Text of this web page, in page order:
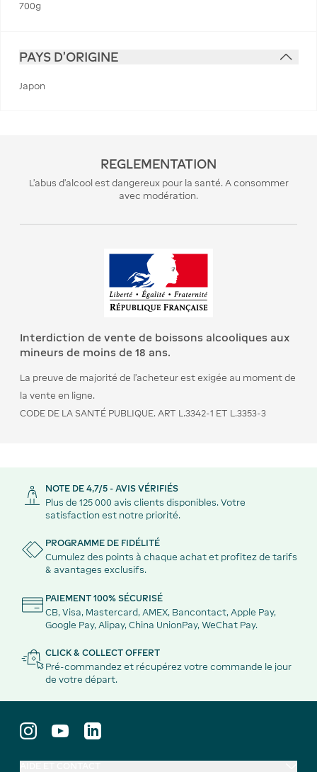
700g
PAYS D'ORIGINE
Japon
REGLEMENTATION
L’abus d’alcool est dangereux pour la santé. A consommer
avec modération.
Interdiction de vente de boissons alcooliques aux
mineurs de moins de 18 ans.
La preuve de majorité de l’acheteur est exigée au moment de
la vente en ligne.
CODE DE LA SANTÉ PUBLIQUE. ART L.3342-1 ET L.3353-3
NOTE DE 4,7/5 - AVIS VÉRIFIÉS
Plus de 125 000 avis clients disponibles. Votre
satisfaction est notre priorité.
PROGRAMME DE FIDÉLITÉ
Cumulez des points à chaque achat et profitez de tarifs
& avantages exclusifs.
PAIEMENT 100% SÉCURISÉ
CB, Visa, Mastercard, AMEX, Bancontact, Apple Pay,
Google Pay, Alipay, China UnionPay, WeChat Pay.
CLICK & COLLECT OFFERT
Pré-commandez et récupérez votre commande le jour
de votre départ.